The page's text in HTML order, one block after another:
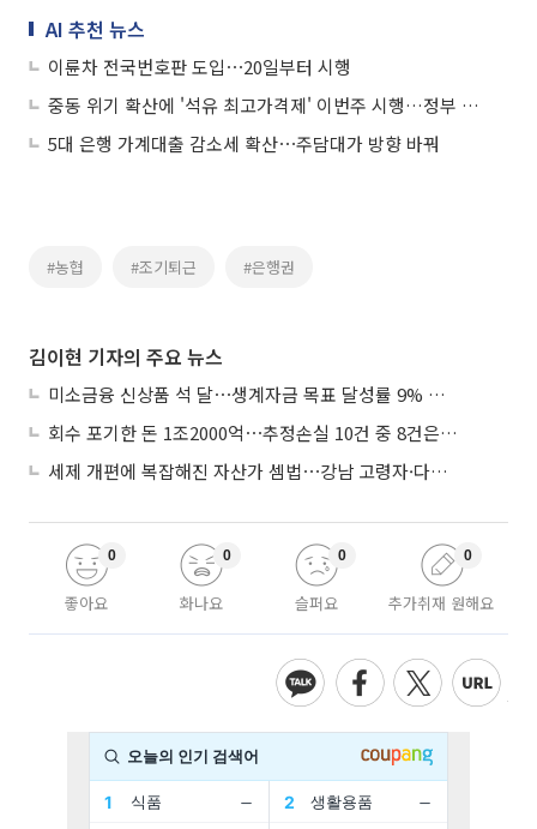
AI 추천 뉴스
이륜차 전국번호판 도입⋯20일부터 시행
중동 위기 확산에 '석유 최고가격제' 이번주 시행…정부 총력 대응
5대 은행 가계대출 감소세 확산⋯주담대가 방향 바꿔
#농협 #조기퇴근 #은행권
김이현 기자의 주요 뉴스
미소금융 신상품 석 달⋯생계자금 목표 달성률 9% 그쳐
회수 포기한 돈 1조2000억⋯추정손실 10건 중 8건은 기업대출
세제 개편에 복잡해진 자산가 셈법⋯강남 고령자·다주택자 ‘자산재편 고심’
좋아요
0
화나요
0
슬퍼요
0
추가취재 원해요
0